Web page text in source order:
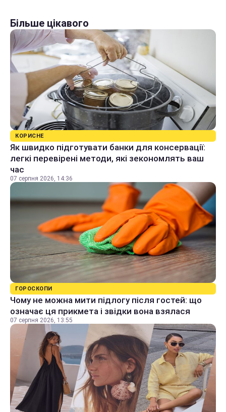
Більше цікавого
КОРИСНЕ
Як швидко підготувати банки для консервації:
легкі перевірені методи, які зекономлять ваш
час
07 серпня 2026, 14:36
ГОРОСКОПИ
Чому не можна мити підлогу після гостей: що
означає ця прикмета і звідки вона взялася
07 серпня 2026, 13:55